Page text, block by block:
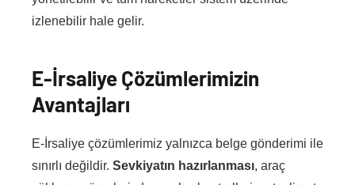
izlenebilir hale gelir.
E-İrsaliye Çözümlerimizin
Avantajları
E-İrsaliye çözümlerimiz yalnızca belge gönderimi ile
sınırlı değildir. Sevkiyatın hazırlanması, araç